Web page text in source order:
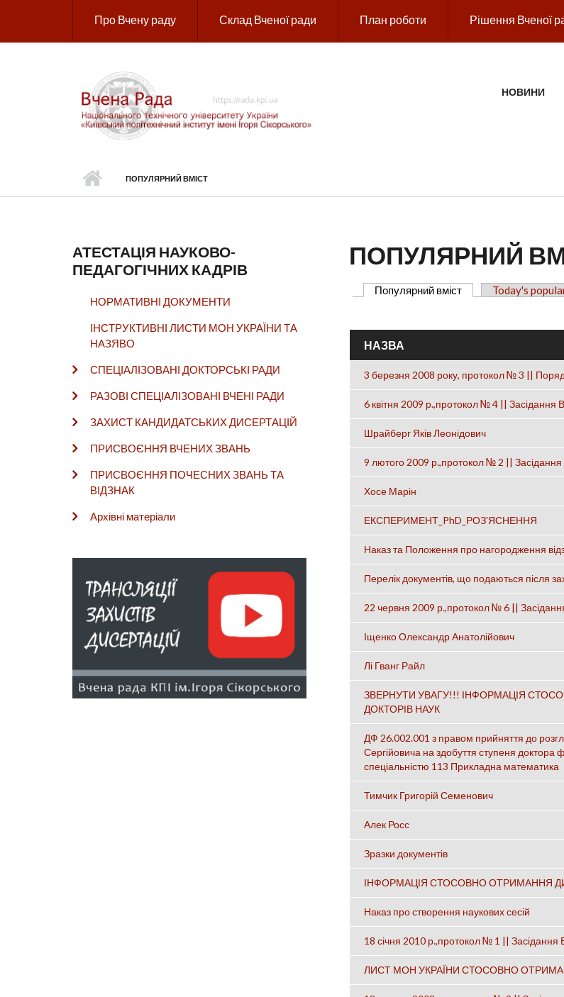
Про Вчену раду Склад Вченої ради План роботи Рішення Вченої
ГОЛОВНЕ МЕНЮНОВИНИ
ПОПУЛЯРНИЙ ВМІСТ
АТЕСТАЦІЯ НАУКОВО-
ПЕДАГОГІЧНИХ КАДРІВ
НОРМАТИВНІ ДОКУМЕНТИ
ІНСТРУКТИВНІ ЛИСТИ МОН УКРАЇНИ ТА
НАЗЯВО
СПЕЦІАЛІЗОВАНІ ДОКТОРСЬКІ РАДИ
РАЗОВІ СПЕЦІАЛІЗОВАНІ ВЧЕНІ РАДИ
ЗАХИСТ КАНДИДАТСЬКИХ ДИСЕРТАЦІЙ
ПРИСВОЄННЯ ВЧЕНИХ ЗВАНЬ
ПРИСВОЄННЯ ПОЧЕСНИХ ЗВАНЬ ТА
ВІДЗНАК
Архівні матеріали
ПОПУЛЯРНИЙ
Популярний вміст (активна вкладка)
Today's
НАЗВА
3 березня 2008 року, протокол № 3 ||
6 квітня 2009 р.,протокол № 4 || Засідання
Шрайберг Яків Леонідович
9 лютого 2009 р.,протокол № 2 ||
Хосе Марін
ЕКСПЕРИМЕНТ_PhD_РОЗ'ЯСНЕННЯ
Наказ та Положення про нагородження
Перелік документів, що подаються після
22 червня 2009 р.,протокол № 6 ||
Іщенко Олександр Анатолійович
Лі Гванг Райл
ЗВЕРНУТИ УВАГУ!!! ІНФОРМАЦІЯ
ДОКТОРІВ НАУК
ДФ 26.002.001 з правом прийняття до
Сергійовича на здобуття ступеня доктора
спеціальністю 113 Прикладна математика
Тимчик Григорій Семенович
Алек Росс
Зразки документів
ІНФОРМАЦІЯ СТОСОВНО ОТРИМАННЯ
Наказ про створення наукових сесій
18 січня 2010 р.,протокол № 1 ||
ЛИСТ МОН УКРАЇНИ СТОСОВНО